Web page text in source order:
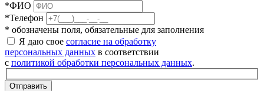
*ФИО
*Телефон
* обозначены поля, обязательные для заполнения
Я даю свое согласие на обработку
персональных данных в соответствии
с политикой обработки персональных данных.
Отправить